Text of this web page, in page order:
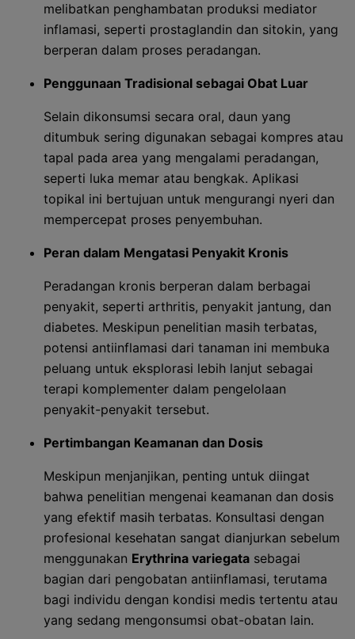
melibatkan penghambatan produksi mediator
inflamasi, seperti prostaglandin dan sitokin, yang
berperan dalam proses peradangan.
Penggunaan Tradisional sebagai Obat Luar
Selain dikonsumsi secara oral, daun yang
ditumbuk sering digunakan sebagai kompres atau
tapal pada area yang mengalami peradangan,
seperti luka memar atau bengkak. Aplikasi
topikal ini bertujuan untuk mengurangi nyeri dan
mempercepat proses penyembuhan.
Peran dalam Mengatasi Penyakit Kronis
Peradangan kronis berperan dalam berbagai
penyakit, seperti arthritis, penyakit jantung, dan
diabetes. Meskipun penelitian masih terbatas,
potensi antiinflamasi dari tanaman ini membuka
peluang untuk eksplorasi lebih lanjut sebagai
terapi komplementer dalam pengelolaan
penyakit-penyakit tersebut.
Pertimbangan Keamanan dan Dosis
Meskipun menjanjikan, penting untuk diingat
bahwa penelitian mengenai keamanan dan dosis
yang efektif masih terbatas. Konsultasi dengan
profesional kesehatan sangat dianjurkan sebelum
menggunakan Erythrina variegata sebagai
bagian dari pengobatan antiinflamasi, terutama
bagi individu dengan kondisi medis tertentu atau
yang sedang mengonsumsi obat-obatan lain.